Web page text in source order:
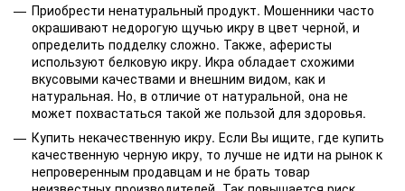
Приобрести ненатуральный продукт. Мошенники часто
окрашивают недорогую щучью икру в цвет черной, и
определить подделку сложно. Также, аферисты
используют белковую икру. Икра обладает схожими
вкусовыми качествами и внешним видом, как и
натуральная. Но, в отличие от натуральной, она не
может похвастаться такой же пользой для здоровья.
Купить некачественную икру. Если Вы ищите, где купить
качественную черную икру, то лучше не идти на рынок к
непроверенным продавцам и не брать товар